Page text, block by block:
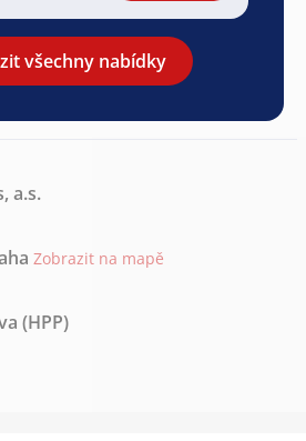
všechny nabídky
a.s.
Zobrazit na mapě
(HPP)